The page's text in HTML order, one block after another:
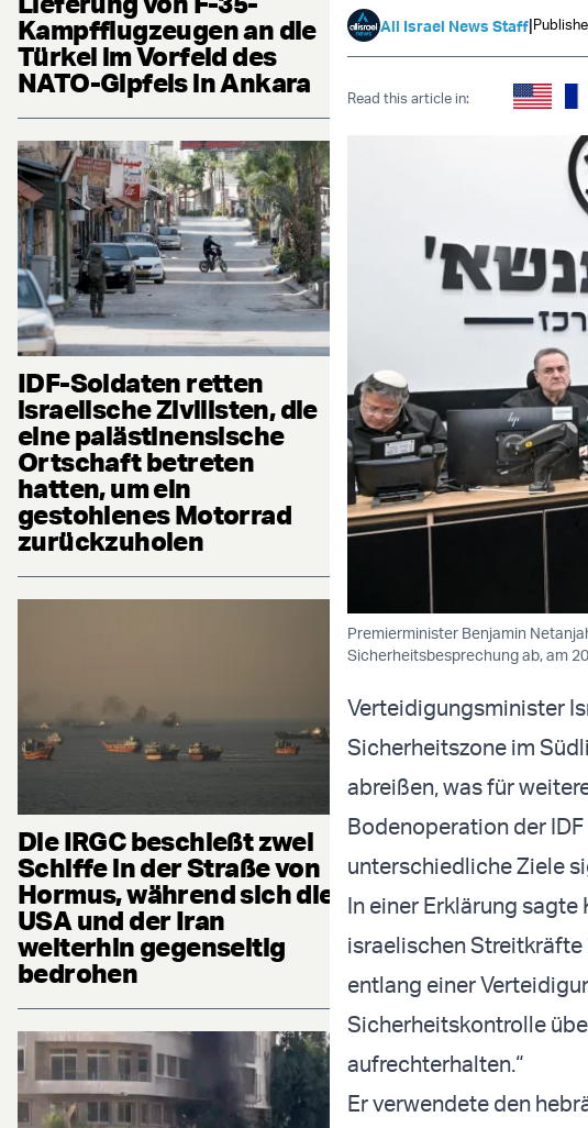
Kampfflugzeugen an die
Türkei im Vorfeld des
NATO-Gipfels in Ankara
IDF-Soldaten retten
israelische Zivilisten, die
eine palästinensische
Ortschaft betreten
hatten, um ein
gestohlenes Motorrad
zurückzuholen
Die IRGC beschießt zwei
Schiffe in der Straße von
Hormus, während sich die
USA und der Iran
weiterhin gegenseitig
bedrohen
All Israel News Staff|
Read this article in:
Premierminister Benjamin
Sicherheitsbesprechung ab, am
Verteidigungsminister
Sicherheitszone im
abreißen, was für
Bodenoperation der
unterschiedliche Ziele
In einer Erklärung sagte
israelischen
entlang einer
Sicherheitskontrolle
aufrechterhalten.“
Er verwendete den